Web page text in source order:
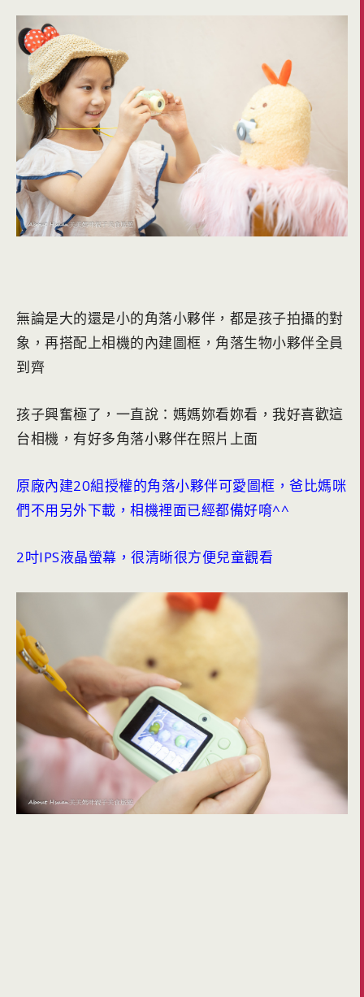
無論是大的還是小的角落小夥伴，都是孩子拍攝的對
象，再搭配上相機的內建圖框，角落生物小夥伴全員
到齊
孩子興奮極了，一直說：媽媽妳看妳看，我好喜歡這
台相機，有好多角落小夥伴在照片上面
原廠內建20組授權的角落小夥伴可愛圖框，爸比媽咪
們不用另外下載，相機裡面已經都備好唷^^
2吋IPS液晶螢幕，很清晰很方便兒童觀看